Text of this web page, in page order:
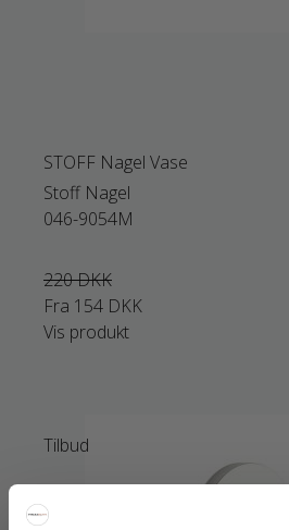
STOFF Nagel Vase
Stoff Nagel
046-9054M
220 DKK
Fra 154 DKK
Vis produkt
Tilbud